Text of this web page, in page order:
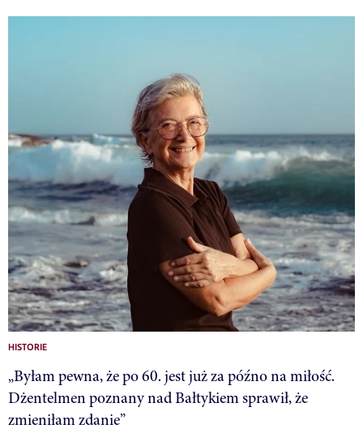
HISTORIE
„Byłam pewna, że po 60. jest już za późno na miłość.
Dżentelmen poznany nad Bałtykiem sprawił, że
zmieniłam zdanie”